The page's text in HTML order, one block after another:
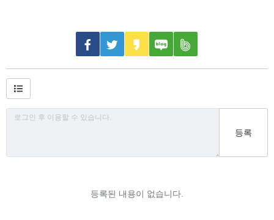
등록
등록된 내용이 없습니다.